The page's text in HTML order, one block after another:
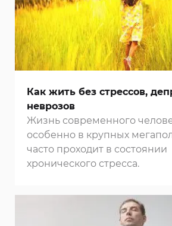
Как жить без стрессов,
неврозов
Жизнь современного
особенно в крупных
часто проходит в состоянии
хронического стресса.